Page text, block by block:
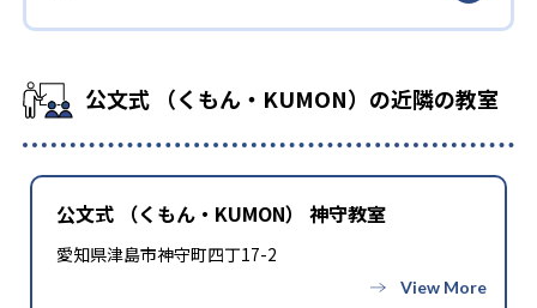
公文式 （くもん・KUMON）の近隣の教室
公文式 （くもん・KUMON） 神守教室
愛知県津島市神守町四丁17-2